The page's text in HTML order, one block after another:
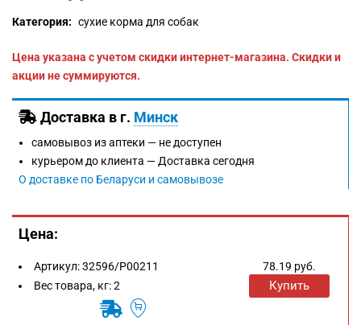
Категория: сухие корма для собак
Цена указана с учетом скидки интернет-магазина. Скидки и
акции не суммируются.
Доставка в г. Минск
самовывоз из аптеки — не доступен
курьером до клиента — Доставка сегодня
О доставке по Беларуси и самовывозе
Цена:
Артикул:32596/P00211
Вес товара, кг:2
78.19 руб.
Купить